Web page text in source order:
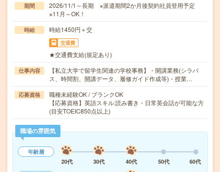
期間
2026/11/1～長期 ※派遣期間2か月後契約社員登用予定
※11月～OK！
時給 時給1450円＋交
交通費
★交通費支給(規定あり)
仕事内容
【私立大学で留学生関連の学校事務】・開講業務(シラバ
ス、時間割、開講データ、履修ガイド作成等)・授業…
応募資格
職種未経験OK / ブランクOK
【応募資格】英語スキル:読み書き・日常英会話が可能な方
(目安TOEIC850点以上)
職場の雰囲気
年齢層
20代
30代 40代 50代
60代